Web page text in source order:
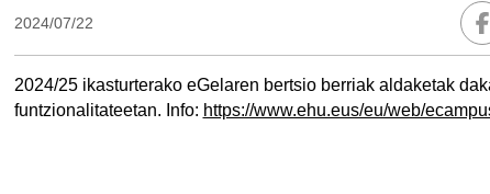
2024/07/22
2024/25 ikasturterako eGelaren bertsio berriak aldaketak
funtzionalitateetan. Info: https://www.ehu.eus/eu/web/